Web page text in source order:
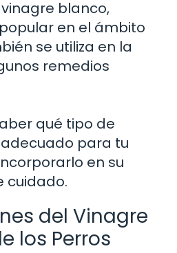
blanco,
en el ámbito
se utiliza en la
remedios
qué tipo de
para tu
en su
cuidado.
del Vinagre
los Perros